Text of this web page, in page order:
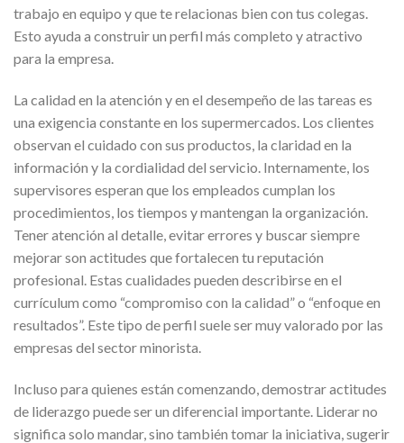
trabajo en equipo y que te relacionas bien con tus colegas.
Esto ayuda a construir un perfil más completo y atractivo
para la empresa.
La calidad en la atención y en el desempeño de las tareas es
una exigencia constante en los supermercados. Los clientes
observan el cuidado con sus productos, la claridad en la
información y la cordialidad del servicio. Internamente, los
supervisores esperan que los empleados cumplan los
procedimientos, los tiempos y mantengan la organización.
Tener atención al detalle, evitar errores y buscar siempre
mejorar son actitudes que fortalecen tu reputación
profesional. Estas cualidades pueden describirse en el
currículum como “compromiso con la calidad” o “enfoque en
resultados”. Este tipo de perfil suele ser muy valorado por las
empresas del sector minorista.
Incluso para quienes están comenzando, demostrar actitudes
de liderazgo puede ser un diferencial importante. Liderar no
significa solo mandar, sino también tomar la iniciativa, sugerir